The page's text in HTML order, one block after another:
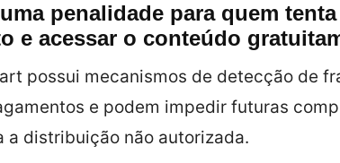
penalidade para quem
e acessar o conteúdo
possui mecanismos de detecção de
e podem impedir futuras
a distribuição não autorizada.